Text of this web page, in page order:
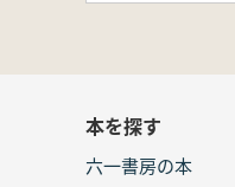
本を探す
六一書房の本